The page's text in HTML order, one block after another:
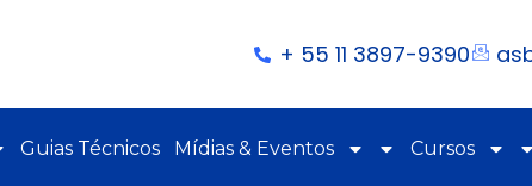
+ 55 11 3897-9390
Guias Técnicos Mídias & Eventos Cursos